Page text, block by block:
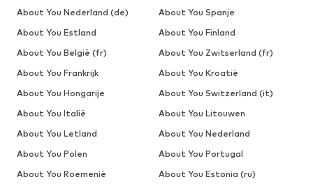
About You Nederland (de)
About You Spanje
About You Estland
About You Finland
About You België (fr)
About You Zwitserland (fr)
About You Frankrijk
About You Kroatië
About You Hongarije
About You Switzerland (it)
About You Italië
About You Litouwen
About You Letland
About You Nederland
About You Polen
About You Portugal
About You Roemenië
About You Estonia (ru)